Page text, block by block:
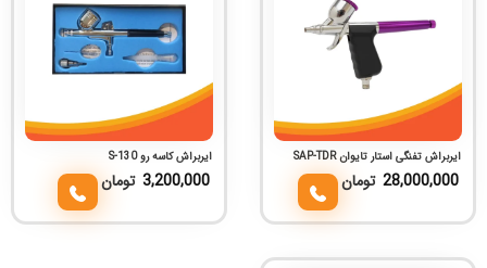
ایربراش تفنگی استار تایوان SAP-TDR
28,000,000 تومان
ایربراش کاسه رو S-130
3,200,000 تومان